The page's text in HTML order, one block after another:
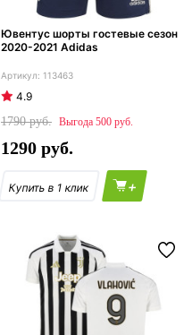
Ювентус шорты гостевые сезон
2020-2021 Adidas
113463
4.9
1790
500
1290
+